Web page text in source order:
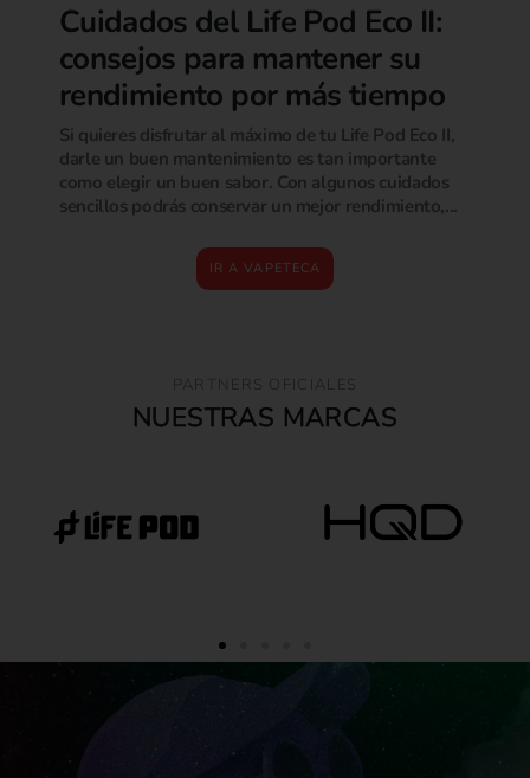
Cuidados del Life Pod Eco II:
consejos para mantener su
rendimiento por más tiempo
Si quieres disfrutar al máximo de tu Life Pod Eco II,
darle un buen mantenimiento es tan importante
como elegir un buen sabor. Con algunos cuidados
sencillos podrás conservar un mejor rendimiento,...
IR A VAPETECA
PARTNERS OFICIALES
NUESTRAS MARCAS